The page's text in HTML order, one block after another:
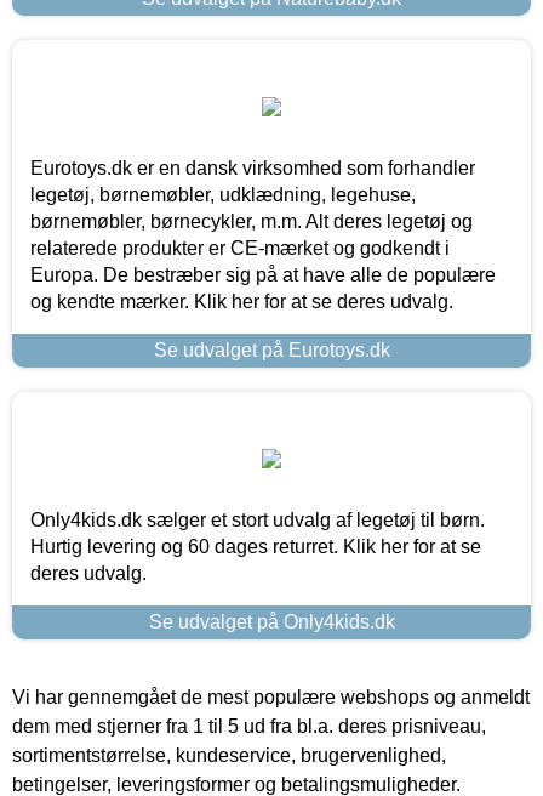
Eurotoys.dk er en dansk virksomhed som forhandler
legetøj, børnemøbler, udklædning, legehuse,
børnemøbler, børnecykler, m.m. Alt deres legetøj og
relaterede produkter er CE-mærket og godkendt i
Europa. De bestræber sig på at have alle de populære
og kendte mærker. Klik her for at se deres udvalg.
Se udvalget på Eurotoys.dk
Only4kids.dk sælger et stort udvalg af legetøj til børn.
Hurtig levering og 60 dages returret. Klik her for at se
deres udvalg.
Se udvalget på Only4kids.dk
Vi har gennemgået de mest populære webshops og anmeldt
dem med stjerner fra 1 til 5 ud fra bl.a. deres prisniveau,
sortimentstørrelse, kundeservice, brugervenlighed,
betingelser, leveringsformer og betalingsmuligheder.